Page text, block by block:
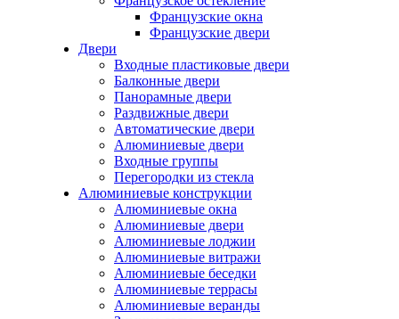
Французские окна
Французские двери
Двери
Входные пластиковые двери
Балконные двери
Панорамные двери
Раздвижные двери
Автоматические двери
Алюминиевые двери
Входные группы
Перегородки из стекла
Алюминиевые конструкции
Алюминиевые окна
Алюминиевые двери
Алюминиевые лоджии
Алюминиевые витражи
Алюминиевые беседки
Алюминиевые террасы
Алюминиевые веранды